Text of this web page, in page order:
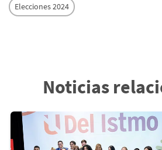
Elecciones 2024
Noticias